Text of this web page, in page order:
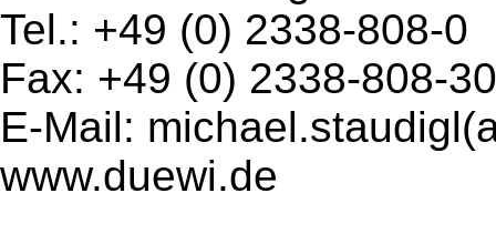
Tel.: +49 (0) 2338-808-0
Fax: +49 (0) 2338-808-
E-Mail:
www.duewi.de